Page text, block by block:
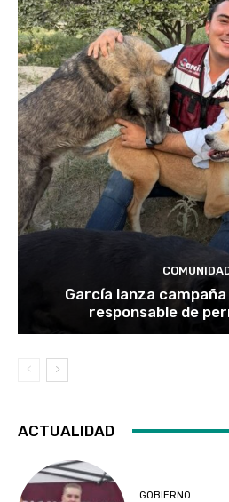
García lanza
responsable de
ACTUALIDAD
GOBIERNO